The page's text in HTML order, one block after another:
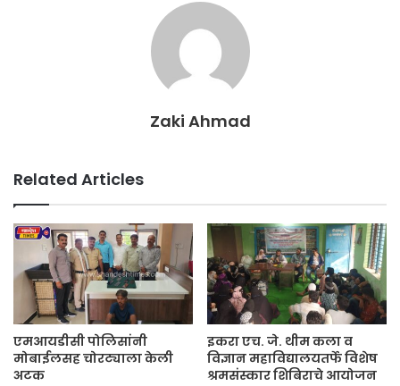
Zaki Ahmad
Related Articles
एमआयडीसी पोलिसांनी
मोबाईलसह चोरट्याला केली
अटक
इकरा एच. जे. थीम कला व
विज्ञान महाविद्यालयतर्फे विशेष
श्रमसंस्कार शिबिराचे आयोजन